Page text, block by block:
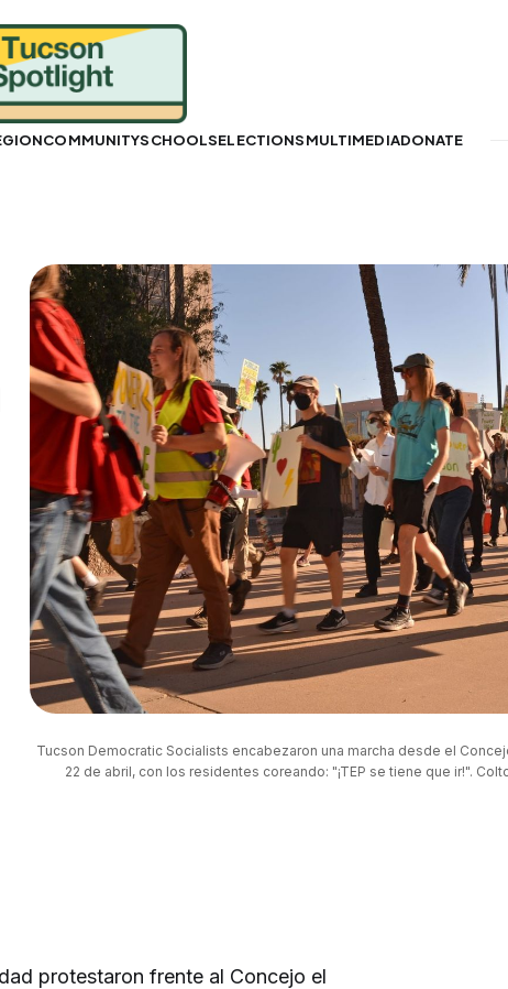
COMMUNITYSCHOOLSELECTIONSMULTIMEDIADONATE
Tucson Democratic Socialists encabezaron una marcha desde el
22 de abril, con los residentes coreando: "¡TEP se tiene que ir!".
protestaron frente al Concejo el